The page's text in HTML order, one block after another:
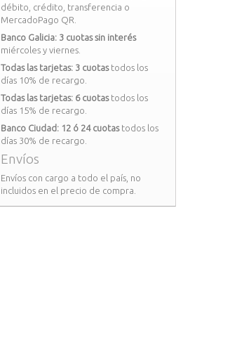
débito, crédito, transferencia o
MercadoPago QR.
Banco Galicia: 3 cuotas sin interés
miércoles y viernes.
Todas las tarjetas: 3 cuotastodos los
días 10% de recargo.
Todas las tarjetas: 6 cuotastodos los
días 15% de recargo.
Banco Ciudad: 12 ó 24 cuotastodos los
días 30% de recargo.
Envíos
Envíos con cargo a todo el país, no
incluidos en el precio de compra.